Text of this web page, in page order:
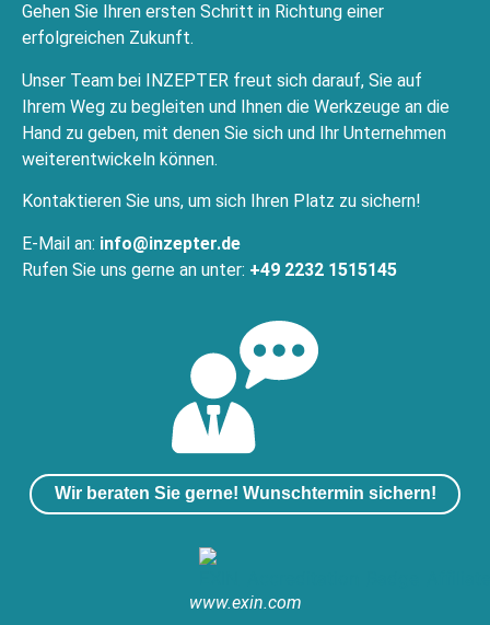
Gehen Sie Ihren ersten Schritt in Richtung einer
erfolgreichen Zukunft.
Unser Team bei INZEPTER freut sich darauf, Sie auf
Ihrem Weg zu begleiten und Ihnen die Werkzeuge an die
Hand zu geben, mit denen Sie sich und Ihr Unternehmen
weiterentwickeln können.
Kontaktieren Sie uns, um sich Ihren Platz zu sichern!
E-Mail an: info@inzepter.de
Rufen Sie uns gerne an unter: +49 2232 1515145
Wir beraten Sie gerne! Wunschtermin sichern!
www.exin.com